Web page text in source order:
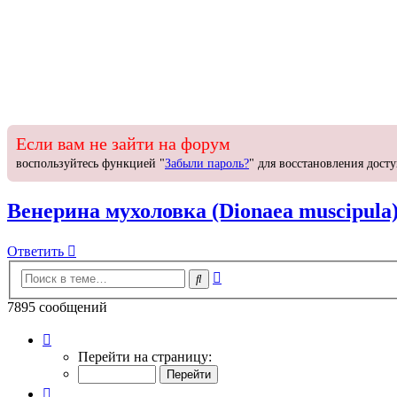
Если вам не зайти на форум
воспользуйтесь функцией "Забыли пароль?" для восстановления
Венерина мухоловка (Dionaea muscipula)
Ответить
Ответить
Поиск
7895 сообщений
395
Перейти на страницу: